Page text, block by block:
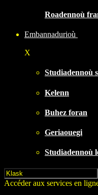
Roadennoù
Embannadurioù
X
Studiadennoù
Kelenn
Buhez foran
Geriaouegi
Studiadennoù
Accéder aux services en